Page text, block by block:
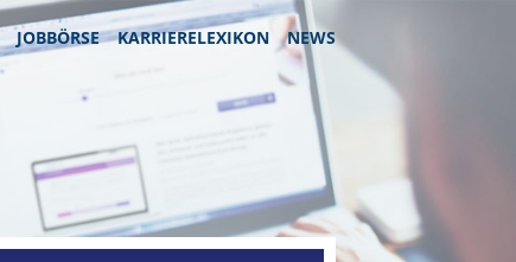
JOBBÖRSE KARRIERELEXIKON NEWS